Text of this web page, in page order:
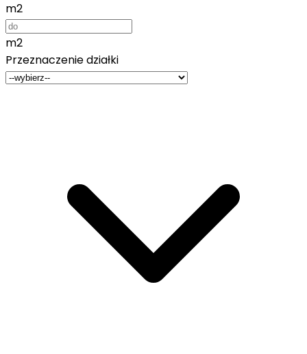
m2
m2
Przeznaczenie działki